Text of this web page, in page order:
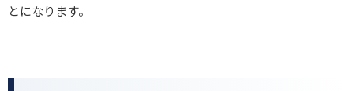
とになります。